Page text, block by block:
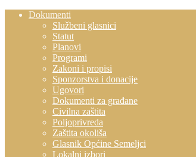
Dokumenti
Službeni glasnici
Statut
Planovi
Programi
Zakoni i propisi
Sponzorstva i donacije
Ugovori
Dokumenti za građane
Civilna zaštita
Poljoprivreda
Zaštita okoliša
Glasnik Općine Semeljci
Lokalni izbori